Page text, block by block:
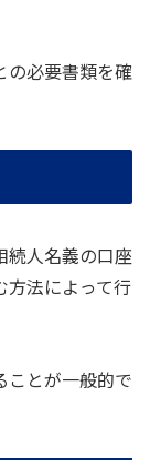
の必要書類を確
続人名義の口座
方法によって行
ことが一般的で